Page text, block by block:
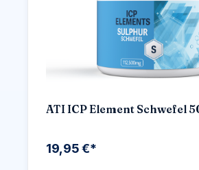
ATI ICP Element Schwefel
19,95 €*